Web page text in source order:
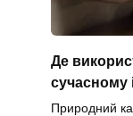
Де
сучасному
Природний